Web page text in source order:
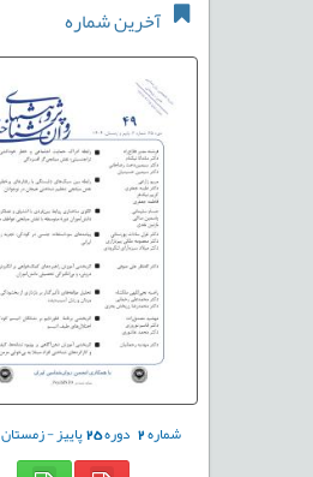
آخرین شماره
شماره2 دوره25پاییز - زمستان